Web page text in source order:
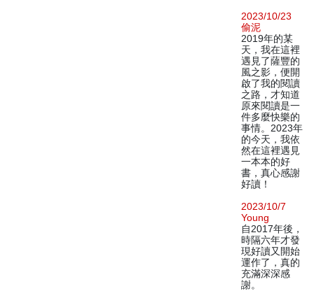
2023/10/23
偷泥
2019年的某
天，我在這裡
遇見了薩豐的
風之影，便開
啟了我的閱讀
之路，才知道
原來閱讀是一
件多麼快樂的
事情。2023年
的今天，我依
然在這裡遇見
一本本的好
書，真心感謝
好讀！
2023/10/7
Young
自2017年後，
時隔六年才發
現好讀又開始
運作了，真的
充滿深深感
謝。